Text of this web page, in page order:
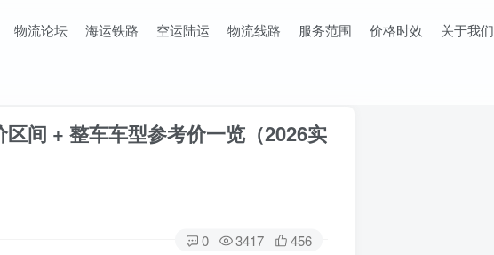
物流论坛 海运铁路 空运陆运 物流线路 服务范围 价格时效 关于我们
间 + 整车车型参考价一览（2026实
0 3417 456